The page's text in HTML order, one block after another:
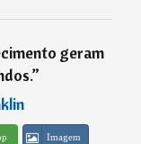
geram
”
Imagem